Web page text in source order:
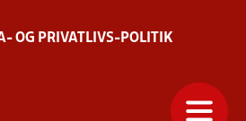
OG PRIVATLIVS-POLITIK